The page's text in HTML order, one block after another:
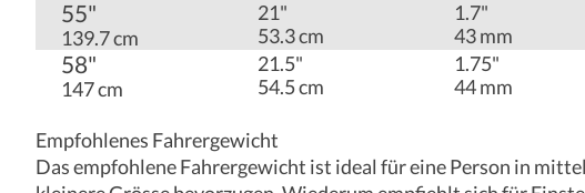
55"
139.7 cm
21"
53.3 cm
1.7"
43 mm
58"
147 cm
21.5"
54.5 cm
1.75"
44 mm
Empfohlenes Fahrergewicht
Das empfohlene Fahrergewicht ist ideal für eine Person in